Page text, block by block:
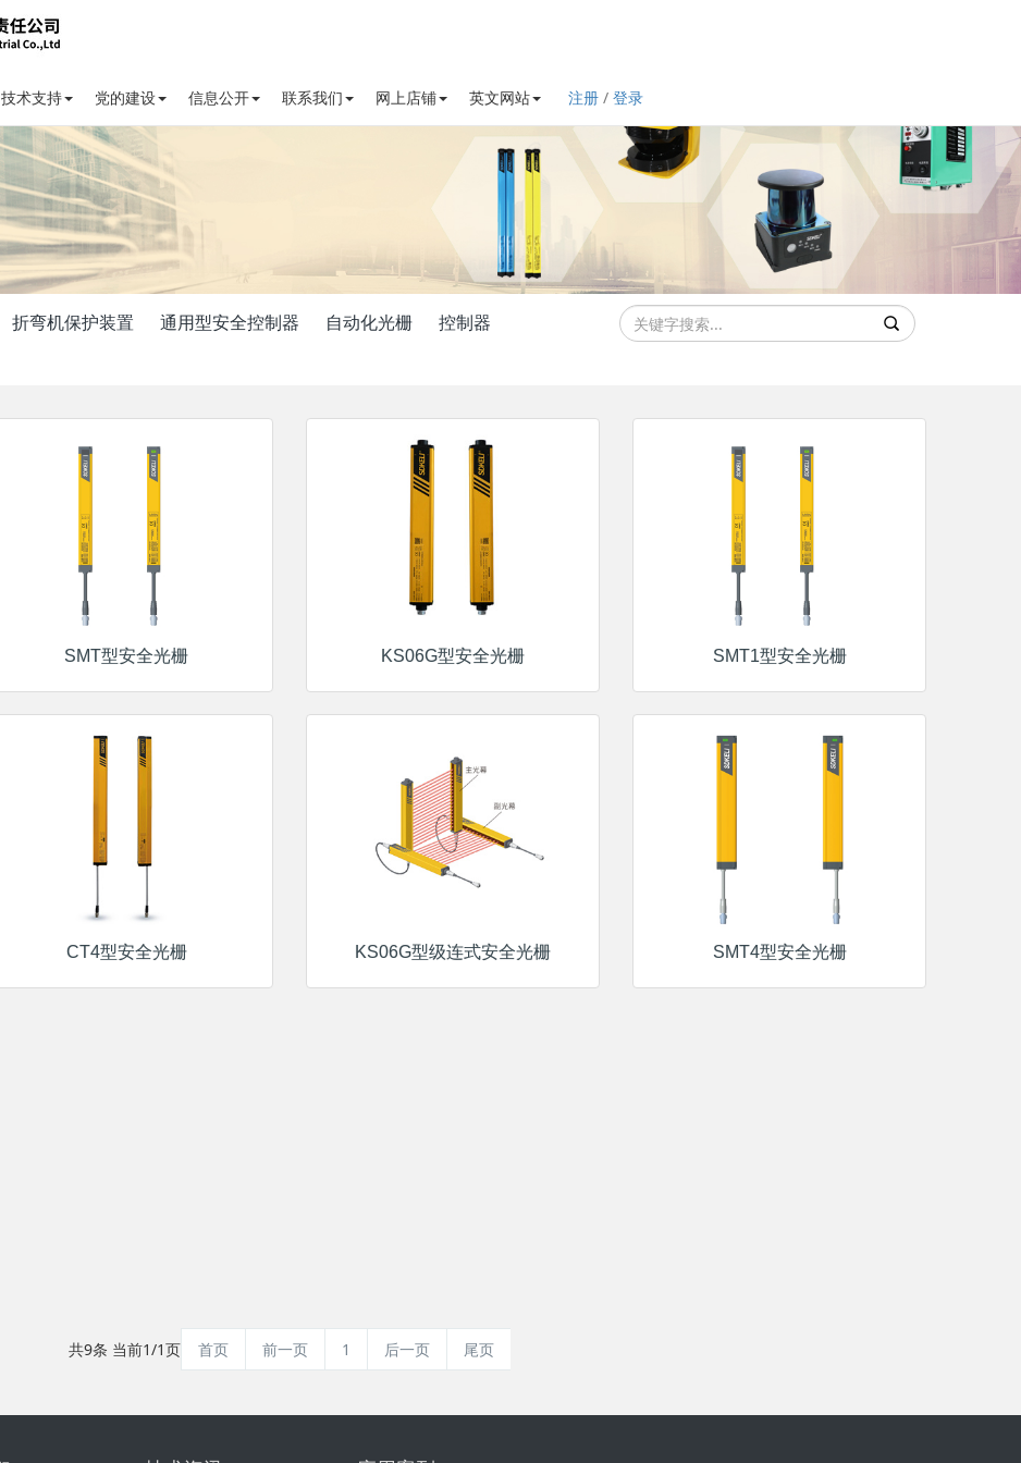
技术支持 党的建设 信息公开 联系我们 网上店铺 英文网站 注册 / 登录
折弯机保护装置 通用型安全控制器 自动化光栅
控制器
SMT型安全光栅 KS06G型安全光栅 SMT1型安全光栅
CT4型安全光栅 KS06G型级连式安全光栅 SMT4型安全光栅
共9条 当前1/1页 首页 前一页 1 后一页 尾页